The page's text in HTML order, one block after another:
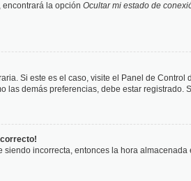
encontrará la opción Ocultar mi estado de
Si este es el caso, visite el Panel de
las demás preferencias, debe estar registrado.
incorrecta, entonces la hora